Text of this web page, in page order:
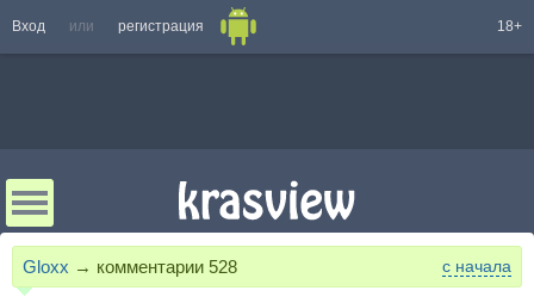
Вход или регистрация 18+
Gloxx → комментарии 528 с начала